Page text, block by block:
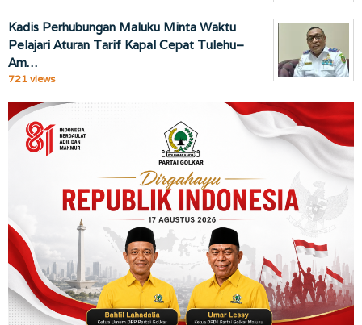
Kadis Perhubungan Maluku Minta Waktu
Pelajari Aturan Tarif Kapal Cepat Tulehu–
Am…
721 views